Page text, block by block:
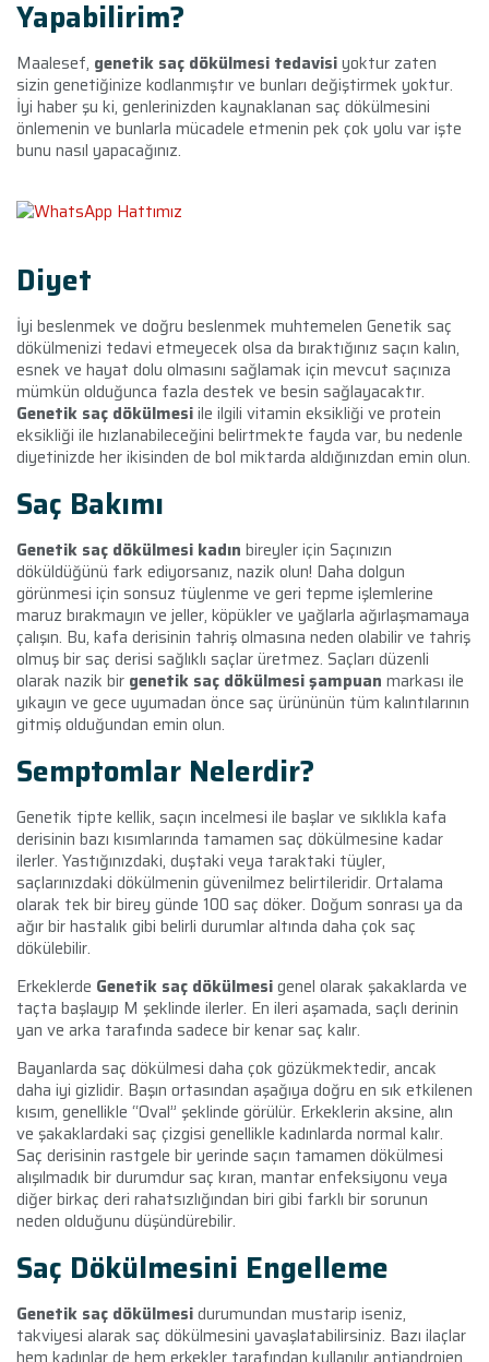
Yapabilirim?
Maalesef, genetik saç dökülmesi tedavisiyoktur zaten
sizin genetiğinize kodlanmıştır ve bunları değiştirmek yoktur.
İyi haber şu ki, genlerinizden kaynaklanan saç dökülmesini
önlemenin ve bunlarla mücadele etmenin pek çok yolu var işte
bunu nasıl yapacağınız.
Diyet
İyi beslenmek ve doğru beslenmek muhtemelen Genetik saç
dökülmenizi tedavi etmeyecek olsa da bıraktığınız saçın kalın,
esnek ve hayat dolu olmasını sağlamak için mevcut saçınıza
mümkün olduğunca fazla destek ve besin sağlayacaktır.
Genetik saç dökülmesiile ilgili vitamin eksikliği ve protein
eksikliği ile hızlanabileceğini belirtmekte fayda var, bu nedenle
diyetinizde her ikisinden de bol miktarda aldığınızdan emin olun.
Saç Bakımı
Genetik saç dökülmesi kadın bireyler için Saçınızın
döküldüğünü fark ediyorsanız, nazik olun! Daha dolgun
görünmesi için sonsuz tüylenme ve geri tepme işlemlerine
maruz bırakmayın ve jeller, köpükler ve yağlarla ağırlaşmamaya
çalışın. Bu, kafa derisinin tahriş olmasına neden olabilir ve tahriş
olmuş bir saç derisi sağlıklı saçlar üretmez. Saçları düzenli
olarak nazik bir genetik saç dökülmesi şampuan markası ile
yıkayın ve gece uyumadan önce saç ürününün tüm kalıntılarının
gitmiş olduğundan emin olun.
Semptomlar Nelerdir?
Genetik tipte kellik, saçın incelmesi ile başlar ve sıklıkla kafa
derisinin bazı kısımlarında tamamen saç dökülmesine kadar
ilerler. Yastığınızdaki, duştaki veya taraktaki tüyler,
saçlarınızdaki dökülmenin güvenilmez belirtileridir. Ortalama
olarak tek bir birey günde 100 saç döker. Doğum sonrası ya da
ağır bir hastalık gibi belirli durumlar altında daha çok saç
dökülebilir.
Erkeklerde Genetik saç dökülmesigenel olarak şakaklarda ve
taçta başlayıp M şeklinde ilerler. En ileri aşamada, saçlı derinin
yan ve arka tarafında sadece bir kenar saç kalır.
Bayanlarda saç dökülmesi daha çok gözükmektedir, ancak
daha iyi gizlidir. Başın ortasından aşağıya doğru en sık etkilenen
kısım, genellikle “Oval” şeklinde görülür. Erkeklerin aksine, alın
ve şakaklardaki saç çizgisi genellikle kadınlarda normal kalır.
Saç derisinin rastgele bir yerinde saçın tamamen dökülmesi
alışılmadık bir durumdur saç kıran, mantar enfeksiyonu veya
diğer birkaç deri rahatsızlığından biri gibi farklı bir sorunun
neden olduğunu düşündürebilir.
Saç Dökülmesini Engelleme
Genetik saç dökülmesidurumundan mustarip iseniz,
takviyesi alarak saç dökülmesini yavaşlatabilirsiniz. Bazı ilaçlar